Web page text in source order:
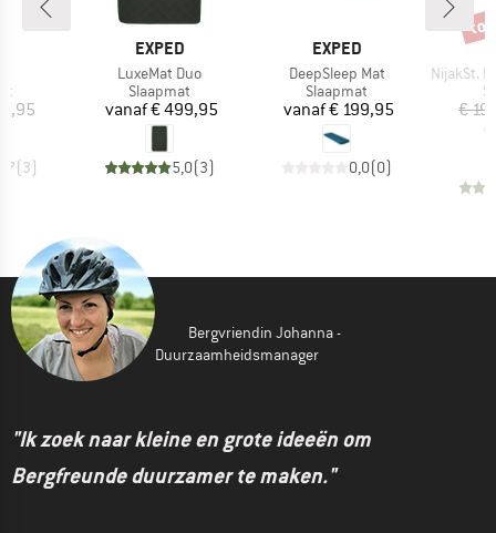
(3)
MERK
EXPED
Artikel
LuxeMat Duo
Productgroep
Slaapmat
Prijs
vanaf€ 499,95
5,0(3)
MERK
EXPED
Artikel
DeepSleep Mat
Productgroep
Slaapmat
Prijs
vanaf€ 199,95
0,0(0)
Artikel
NijakSt. II
€
tot
Bergvriendin Johanna -
Duurzaamheidsmanager
"Ik zoek naar kleine en grote ideeën om
Bergfreunde duurzamer te maken."